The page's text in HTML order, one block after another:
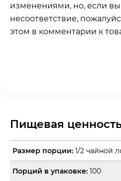
изменениями, но, если
несоответствие,
этом в комментарии к
Пищевая
Размер порции: 1/2 чайной
Порций в упаковке: 100